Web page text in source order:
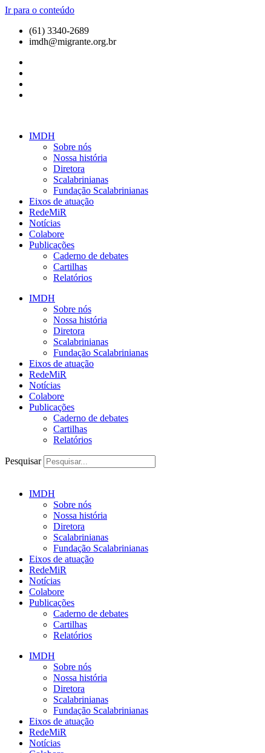
Ir para o conteúdo
(61) 3340-2689
imdh@migrante.org.br
IMDH
Sobre nós
Nossa história
Diretora
Scalabrinianas​
Fundação Scalabrinianas​
Eixos de atuação
RedeMiR
Notícias​
Colabore
Publicações
Caderno de debates
Cartilhas
Relatórios
IMDH
Sobre nós
Nossa história
Diretora
Scalabrinianas​
Fundação Scalabrinianas​
Eixos de atuação
RedeMiR
Notícias​
Colabore
Publicações
Caderno de debates
Cartilhas
Relatórios
Pesquisar
IMDH
Sobre nós
Nossa história
Diretora
Scalabrinianas​
Fundação Scalabrinianas​
Eixos de atuação
RedeMiR
Notícias​
Colabore
Publicações
Caderno de debates
Cartilhas
Relatórios
IMDH
Sobre nós
Nossa história
Diretora
Scalabrinianas​
Fundação Scalabrinianas​
Eixos de atuação
RedeMiR
Notícias​